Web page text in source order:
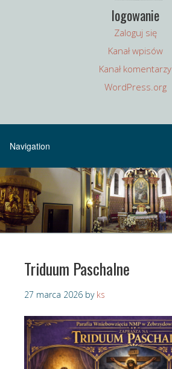
logowanie
Zaloguj się
Kanał wpisów
Kanał komentarzy
WordPress.org
Triduum Paschalne
27 marca 2026 by ks